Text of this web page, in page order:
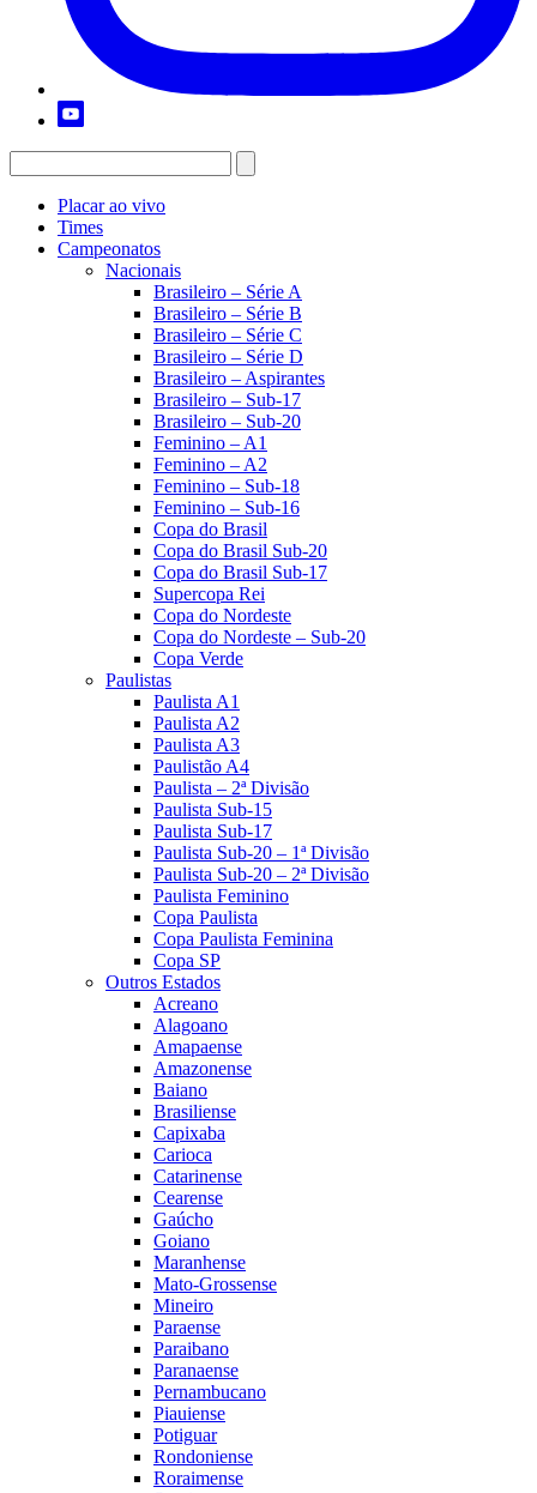
Placar ao vivo
Times
Campeonatos
Nacionais
Brasileiro – Série A
Brasileiro – Série B
Brasileiro – Série C
Brasileiro – Série D
Brasileiro – Aspirantes
Brasileiro – Sub-17
Brasileiro – Sub-20
Feminino – A1
Feminino – A2
Feminino – Sub-18
Feminino – Sub-16
Copa do Brasil
Copa do Brasil Sub-20
Copa do Brasil Sub-17
Supercopa Rei
Copa do Nordeste
Copa do Nordeste – Sub-20
Copa Verde
Paulistas
Paulista A1
Paulista A2
Paulista A3
Paulistão A4
Paulista – 2ª Divisão
Paulista Sub-15
Paulista Sub-17
Paulista Sub-20 – 1ª Divisão
Paulista Sub-20 – 2ª Divisão
Paulista Feminino
Copa Paulista
Copa Paulista Feminina
Copa SP
Outros Estados
Acreano
Alagoano
Amapaense
Amazonense
Baiano
Brasiliense
Capixaba
Carioca
Catarinense
Cearense
Gaúcho
Goiano
Maranhense
Mato-Grossense
Mineiro
Paraense
Paraibano
Paranaense
Pernambucano
Piauiense
Potiguar
Rondoniense
Roraimense